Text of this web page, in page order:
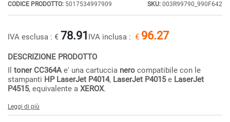
CODICE PRODOTTO: 5017534997909 SKU: 003R99790_990F642
IVA esclusa : € 78.91 IVA inclusa : € 96.27
DESCRIZIONE PRODOTTO
Il toner CC364Ae' una cartuccia nero compatibile con le
stampanti HP LaserJet P4014, LaserJet P4015e LaserJet
P4515, equivalente a XEROX.
Leggi di più